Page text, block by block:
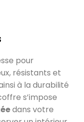
pour
résistants et
à la durabilité
s’impose
dans votre